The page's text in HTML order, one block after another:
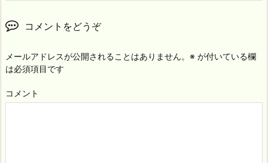
コメントをどうぞ
メールアドレスが公開されることはありません。 ※ が付いている欄
は必須項目です
コメント